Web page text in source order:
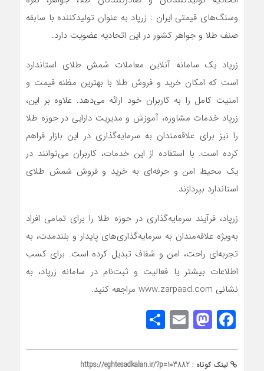
وسنگ‌های قیمتی ایران : زرپاد به عنوان تولیدکننده با سابقه
صنف طلا و جواهر کشور در این اتحادیه عضویت دارد.
زرپاد یک سامانه آنلاین معاملات شمش طلای استاندارد
است که امکان خرید و فروش طلا با بهترین مظنه قیمت و
امنیت کامل را به کاربران خود ارائه می‌دهد. علاوه بر این،
زرپاد خدمات مشاوره، آموزش و مدیریت دارایی در حوزه طلا
را نیز برای علاقه‌مندان به سرمایه‌گذاری در این بازار فراهم
کرده است. با استفاده از این خدمات، کاربران می‌توانند در
یک محیط امن و حرفه‌ای به خرید و فروش شمش طلای
استاندارد بپردازند.
زرپاد، فرآیند سرمایه‌گذاری در حوزه طلا را برای تمامی افراد
به‌ویژه علاقه‌مندان به سرمایه‌گذاری‌های پایدار و بلندمدت، به
تجربه‌ای راحت، امن و شفاف تبدیل کرده است. برای کسب
اطلاعات بیشتر یا فعالیت و ثبت‌نام در سامانه زرپاد، به
نشانی www.zarpaad.com مراجعه کنید.
Facebook
Mastodon
Email
لینک کوتاه : https://eghtesadkalan.ir/?p=103882